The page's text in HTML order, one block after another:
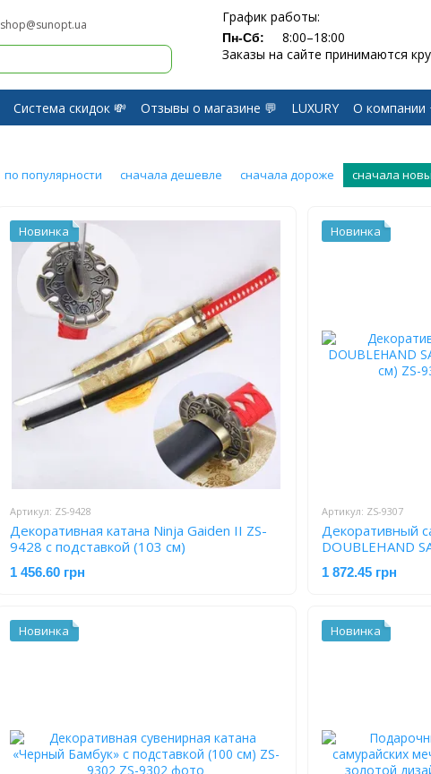
shop@sunopt.ua График работы:
Пн-Сб:
8:00–18:00
Заказы на сайте принимаются
Система скидок 💸 Отзывы о магазине 💬 LUXURY
О компании
по популярности сначала дешевле сначала дороже сначала
Новинка
Артикул: ZS-9428
Декоративная катана Ninja Gaiden II ZS-
9428 с подставкой (103 см)
1 456.60 грн
Новинка
Артикул: ZS-9307
Декоративный
DOUBLEHAND
(109 см) ZS-9307
1 872.45 грн
Новинка Новинка